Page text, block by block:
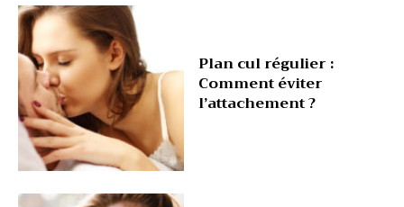
Plan cul régulier :
Comment éviter
l’attachement ?